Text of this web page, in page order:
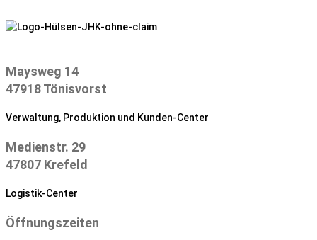
Inhalt
Maysweg 14
47918 Tönisvorst
Verwaltung, Produktion und Kunden-Center
Medienstr. 29
47807 Krefeld
Logistik-Center
Öffnungszeiten